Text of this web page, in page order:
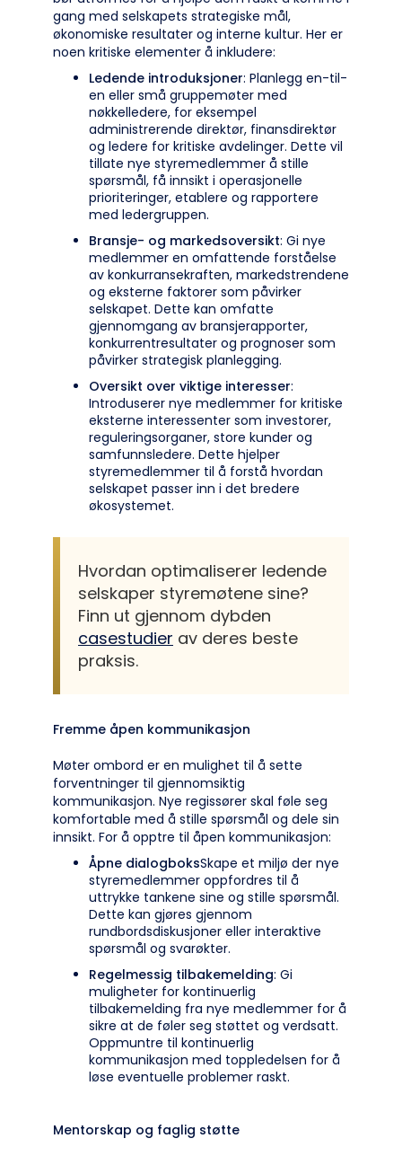
gang med selskapets strategiske mål,
økonomiske resultater og interne kultur. Her er
noen kritiske elementer å inkludere:
Ledende introduksjoner: Planlegg en-til-
en eller små gruppemøter med
nøkkelledere, for eksempel
administrerende direktør, finansdirektør
og ledere for kritiske avdelinger. Dette vil
tillate nye styremedlemmer å stille
spørsmål, få innsikt i operasjonelle
prioriteringer, etablere og rapportere
med ledergruppen.
Bransje- og markedsoversikt: Gi nye
medlemmer en omfattende forståelse
av konkurransekraften, markedstrendene
og eksterne faktorer som påvirker
selskapet. Dette kan omfatte
gjennomgang av bransjerapporter,
konkurrentresultater og prognoser som
påvirker strategisk planlegging.
Oversikt over viktige interesser:
Introduserer nye medlemmer for kritiske
eksterne interessenter som investorer,
reguleringsorganer, store kunder og
samfunnsledere. Dette hjelper
styremedlemmer til å forstå hvordan
selskapet passer inn i det bredere
økosystemet.
Hvordan optimaliserer ledende
selskaper styremøtene sine?
Finn ut gjennom dybden
casestudier av deres beste
praksis.
Fremme åpen kommunikasjon
Møter ombord er en mulighet til å sette
forventninger til gjennomsiktig
kommunikasjon. Nye regissører skal føle seg
komfortable med å stille spørsmål og dele sin
innsikt. For å opptre til åpen kommunikasjon:
Åpne dialogboksSkape et miljø der nye
styremedlemmer oppfordres til å
uttrykke tankene sine og stille spørsmål.
Dette kan gjøres gjennom
rundbordsdiskusjoner eller interaktive
spørsmål og svarøkter.
Regelmessig tilbakemelding: Gi
muligheter for kontinuerlig
tilbakemelding fra nye medlemmer for å
sikre at de føler seg støttet og verdsatt.
Oppmuntre til kontinuerlig
kommunikasjon med toppledelsen for å
løse eventuelle problemer raskt.
Mentorskap og faglig støtte